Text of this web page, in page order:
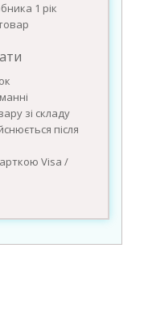
1 рік
зі складу
після
Visa /